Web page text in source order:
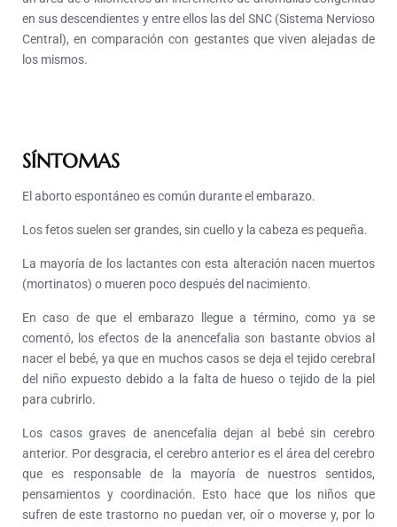
en sus descendientes y entre ellos las del SNC (Sistema Nervioso
Central), en comparación con gestantes que viven alejadas de
los mismos.
SÍNTOMAS
El aborto espontáneo es común durante el embarazo.
Los fetos suelen ser grandes, sin cuello y la cabeza es pequeña.
La mayoría de los lactantes con esta alteración nacen muertos
(mortinatos) o mueren poco después del nacimiento.
En caso de que el embarazo llegue a término, como ya se
comentó, los efectos de la anencefalia son bastante obvios al
nacer el bebé, ya que en muchos casos se deja el tejido cerebral
del niño expuesto debido a la falta de hueso o tejido de la piel
para cubrirlo.
Los casos graves de anencefalia dejan al bebé sin cerebro
anterior. Por desgracia, el cerebro anterior es el área del cerebro
que es responsable de la mayoría de nuestros sentidos,
pensamientos y coordinación. Esto hace que los niños que
sufren de este trastorno no puedan ver, oír o moverse y, por lo